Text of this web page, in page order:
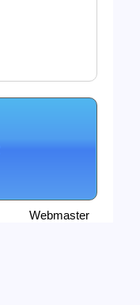
Webmaster